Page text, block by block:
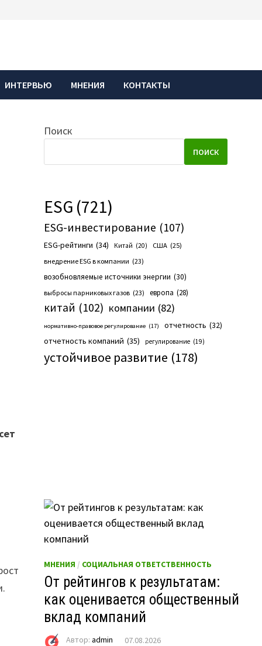
ИНТЕРВЬЮ МНЕНИЯ КОНТАКТЫ
Поиск
ПОИСК
ESG (721)
ESG-инвестирование (107)
ESG-рейтинги (34) Китай (20) США (25)
внедрение ESG в компании (23)
возобновляемые источники энергии (30)
выбросы парниковых газов (23) европа (28)
китай (102) компании (82)
нормативно-правовое регулирование (17) отчетность (32)
отчетность компаний (35) регулирование (19)
устойчивое развитие (178)
МНЕНИЯ / СОЦИАЛЬНАЯ ОТВЕТСТВЕННОСТЬ
От рейтингов к результатам:
как оценивается общественный
вклад компаний
Автор: admin 07.08.2026